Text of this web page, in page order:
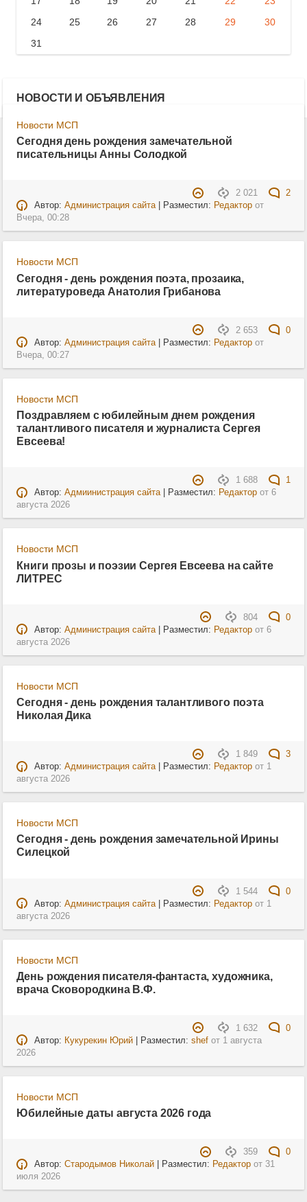
24
25 26 27 28 29
30
31
НОВОСТИ И ОБЪЯВЛЕНИЯ
Новости МСП
Сегодня день рождения замечательной
писательницы Анны Солодкой
2 021
2
Автор: Администрация сайта| Разместил: Редакторот
Вчера, 00:28
Новости МСП
Сегодня - день рождения поэта, прозаика,
литературоведа Анатолия Грибанова
2 653
0
Автор: Администрация сайта| Разместил: Редакторот
Вчера, 00:27
Новости МСП
Поздравляем с юбилейным днем рождения
талантливого писателя и журналиста Сергея
Евсеева!
1 688
1
Автор: Адмиинистрация сайта| Разместил: Редакторот 6
августа 2026
Новости МСП
Книги прозы и поэзии Сергея Евсеева на сайте
ЛИТРЕС
804
0
Автор: Администрация сайта| Разместил: Редакторот 6
августа 2026
Новости МСП
Сегодня - день рождения талантливого поэта
Николая Дика
1 849
3
Автор: Администрация сайта| Разместил: Редакторот 1
августа 2026
Новости МСП
Сегодня - день рождения замечательной Ирины
Силецкой
1 544
0
Автор: Администрация сайта| Разместил: Редакторот 1
августа 2026
Новости МСП
День рождения писателя-фантаста, художника,
врача Сковородкина В.Ф.
1 632
0
Автор: Кукурекин Юрий| Разместил: shefот 1 августа
2026
Новости МСП
Юбилейные даты августа 2026 года
359
0
Автор: Стародымов Николай| Разместил: Редакторот 31
июля 2026